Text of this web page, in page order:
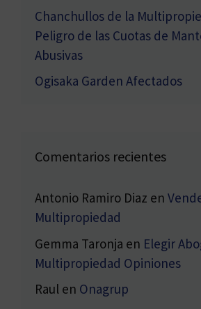
Chanchullos de la
Peligro de las Cuotas de
Abusivas
Ogisaka Garden Afectados
Comentarios recientes
Antonio Ramiro Diaz en
Multipropiedad
Gemma Taronja en Elegir
Multipropiedad Opiniones
Raul en Onagrup